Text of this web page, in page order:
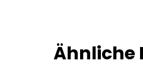
Ähnliche